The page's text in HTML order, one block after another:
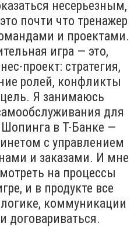
несерьезным,
почти что тренажер
и проектами.
игра — это,
проект: стратегия,
ролей, конфликты
Я занимаюсь
для
в Т-Банке —
с управлением
и заказами. И мне
на процессы
и в продукте все
коммуникации
договариваться.